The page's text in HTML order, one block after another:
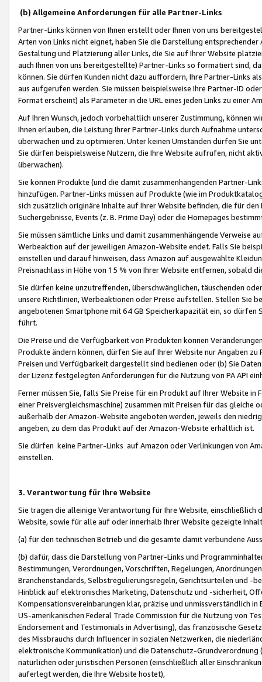
(b) Allgemeine Anforderungen für alle Partner-Links
Partner-Links können von Ihnen erstellt oder Ihnen von uns
Arten von Links nicht eignet, haben Sie die Darstellung
Gestaltung und Platzierung aller Links, die Sie auf Ihrer Website
auch Ihnen von uns bereitgestellte) Partner-Links so formatiert sind,
können. Sie dürfen Kunden nicht dazu auffordern, Ihre Partner-Links
aus aufgerufen werden. Sie müssen beispielsweise Ihre Partner-ID
Format erscheint) als Parameter in die URL eines jeden Links zu einer
Auf Ihren Wunsch, jedoch vorbehaltlich unserer Zustimmung, können
Ihnen erlauben, die Leistung Ihrer Partner-Links durch Aufnahme
überwachen und zu optimieren. Unter keinen Umständen dürfen Sie
Sie dürfen beispielsweise Nutzern, die Ihre Website aufrufen, nicht
überwachen).
Sie können Produkte (und die damit zusammenhängenden Partner-
hinzufügen. Partner-Links müssen auf Produkte (wie im
sich zusätzlich originäre Inhalte auf Ihrer Website befinden, die für
Suchergebnisse, Events (z. B. Prime Day) oder die Homepages
Sie müssen sämtliche Links und damit zusammenhängende
Werbeaktion auf der jeweiligen Amazon-Website endet. Falls Sie
einstellen und darauf hinweisen, dass Amazon auf ausgewählte
Preisnachlass in Höhe von 15 % von Ihrer Website entfernen, sobald
Sie dürfen keine unzutreffenden, überschwänglichen, täuschenden
unsere Richtlinien, Werbeaktionen oder Preise aufstellen. Stellen Sie
angebotenen Smartphone mit 64 GB Speicherkapazität ein, so dürfen
führt.
Die Preise und die Verfügbarkeit von Produkten können
Produkte ändern können, dürfen Sie auf Ihrer Website nur Angaben
Preisen und Verfügbarkeit dargestellt sind bedienen oder (b) Sie
der Lizenz festgelegten Anforderungen für die Nutzung von PA API
Ferner müssen Sie, falls Sie Preise für ein Produkt auf Ihrer Website
einer Preisvergleichsmaschine) zusammen mit Preisen für das
außerhalb der Amazon-Website angeboten werden, jeweils den
angeben, zu dem das Produkt auf der Amazon-Website erhältlich ist.
Sie dürfen keine Partner-Links auf Amazon oder Verlinkungen von
einstellen.
3. Verantwortung für Ihre Website
Sie tragen die alleinige Verantwortung für Ihre Website,
Website, sowie für alle auf oder innerhalb Ihrer Website gezeigte
(a) für den technischen Betrieb und die gesamte damit verbundene
(b) dafür, dass die Darstellung von Partner-Links und
Bestimmungen, Verordnungen, Vorschriften, Regelungen,
Branchenstandards, Selbstregulierungsregeln, Gerichtsurteilen und -
Hinblick auf elektronisches Marketing, Datenschutz und -sicherheit,
Kompensationsvereinbarungen klar, präzise und unmissverständlich
US-amerikanischen Federal Trade Commission für die Nutzung von
Endorsement and Testimonials in Advertising), das französische
des Missbrauchs durch Influencer in sozialen Netzwerken, die
elektronische Kommunikation) und die Datenschutz-
natürlichen oder juristischen Personen (einschließlich aller
auferlegt werden, die Ihre Website hostet),